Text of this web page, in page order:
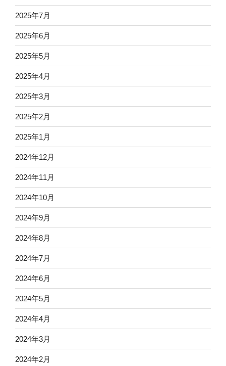
2025年7月
2025年6月
2025年5月
2025年4月
2025年3月
2025年2月
2025年1月
2024年12月
2024年11月
2024年10月
2024年9月
2024年8月
2024年7月
2024年6月
2024年5月
2024年4月
2024年3月
2024年2月